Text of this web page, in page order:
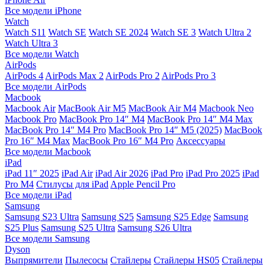
Все модели iPhone
Watch
Watch S11 Watch SE Watch SE 2024 Watch SE 3 Watch Ultra 2
Watch Ultra 3
Все модели Watch
AirPods
AirPods 4 AirPods Max 2 AirPods Pro 2 AirPods Pro 3
Все модели AirPods
Macbook
Macbook Air MacBook Air M5 MacBook Air М4 Macbook Neo
Macbook Pro MacBook Pro 14″ M4 MacBook Pro 14″ M4 Max
MacBook Pro 14″ M4 Pro MacBook Pro 14″ M5 (2025) MacBook
Pro 16″ M4 Max MacBook Pro 16″ M4 Pro Аксессуары
Все модели Macbook
iPad
iPad 11″ 2025 iPad Air iPad Air 2026 iPad Pro iPad Pro 2025 iPad
Pro M4 Стилусы для iPad Apple Pencil Pro
Все модели iPad
Samsung
Samsung S23 Ultra Samsung S25 Samsung S25 Edge Samsung
S25 Plus Samsung S25 Ultra Samsung S26 Ultra
Все модели Samsung
Dyson
Выпрямители Пылесосы Стайлеры Стайлеры HS05 Стайлеры